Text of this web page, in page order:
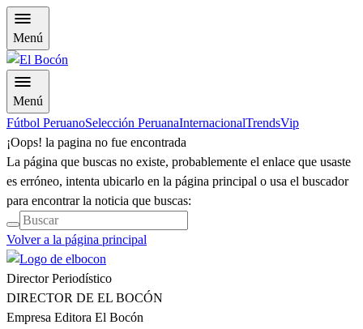
Menú
Menú
Fútbol PeruanoSelección PeruanaInternacionalTrendsVip
¡Oops! la pagina no fue encontrada
La página que buscas no existe, probablemente el enlace que usaste
es erróneo, intenta ubicarlo en la página principal o usa el buscador
para encontrar la noticia que buscas:
Volver a la página principal
Director Periodístico
DIRECTOR DE EL BOCÓN
Empresa Editora El Bocón